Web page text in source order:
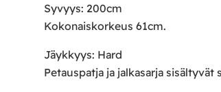
Syvyys: 200cm
Kokonaiskorkeus 61cm.
Jäykkyys: Hard
Petauspatja ja jalkasarja sisältyvät